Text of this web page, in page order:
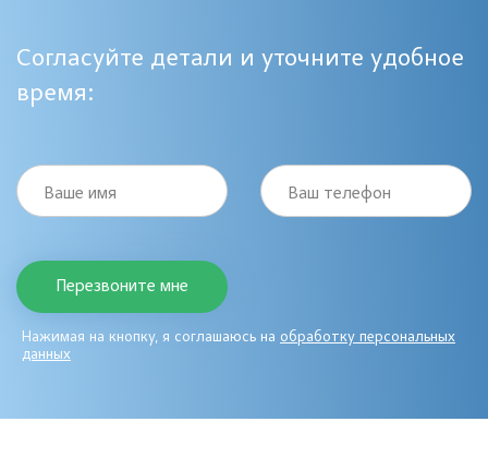
Согласуйте детали и уточните удобное
время:
Ваше имя Ваш телефон
Нажимая на кнопку, я соглашаюсь на обработку персональных
данных